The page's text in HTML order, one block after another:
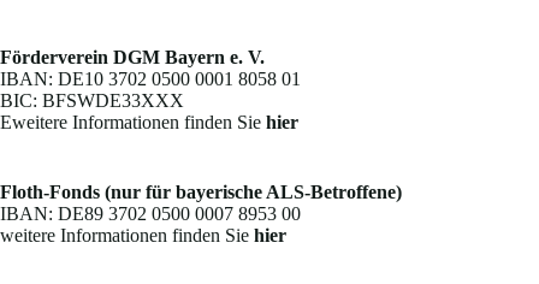
Förderverein DGM Bayern e. V.
IBAN: DE10 3702 0500 0001 8058 01
BIC: BFSWDE33XXX
Eweitere Informationen finden Sie hier
Floth-Fonds (nur für bayerische ALS-Betroffene)
IBAN: DE89 3702 0500 0007 8953 00
weitere Informationen finden Sie hier